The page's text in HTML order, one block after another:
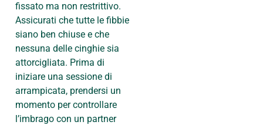
fissato ma non restrittivo.
Assicurati che tutte le fibbie
siano ben chiuse e che
nessuna delle cinghie sia
attorcigliata. Prima di
iniziare una sessione di
arrampicata, prendersi un
momento per controllare
l’imbrago con un partner